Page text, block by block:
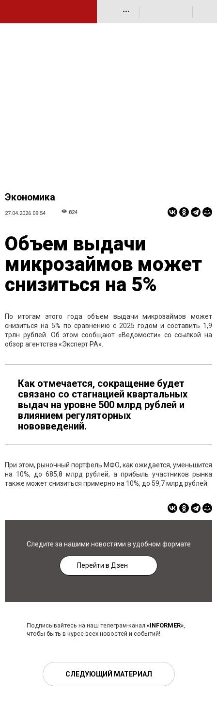
•••
Экономика
27.04.2026 09:54 824
Объем выдачи
микрозаймов может
снизиться на 5%
По итогам этого года объем выдачи микрозаймов может
снизиться на 5% по сравнению с 2025 годом и составить 1,9
трлн рублей. Об этом сообщают «Ведомости» со ссылкой на
обзор агентства «Эксперт РА».
Как отмечается, сокращение будет
связано со стагнацией квартальных
выдач на уровне 500 млрд рублей и
влиянием регуляторных
нововведений.
При этом, рыночный портфель МФО, как ожидается, уменьшится
на 10%, до 685,8 млрд рублей, а прибыль участников рынка
также может снизиться примерно на 10%, до 59,7 млрд рублей.
Следите за нашими новостями в удобном формате
Перейти в Дзен
Подписывайтесь на наш телеграм-канал «INFORMER»,
чтобы быть в курсе всех новостей и событий!
СЛЕДУЮЩИЙ МАТЕРИАЛ